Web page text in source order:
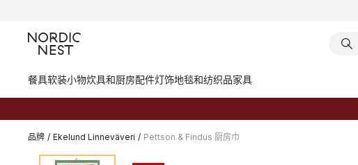
餐具软装小物炊具和厨房配件灯饰地毯和纺织品家具
品牌 / Ekelund Linneväveri / Pettson & Findus 厨房巾